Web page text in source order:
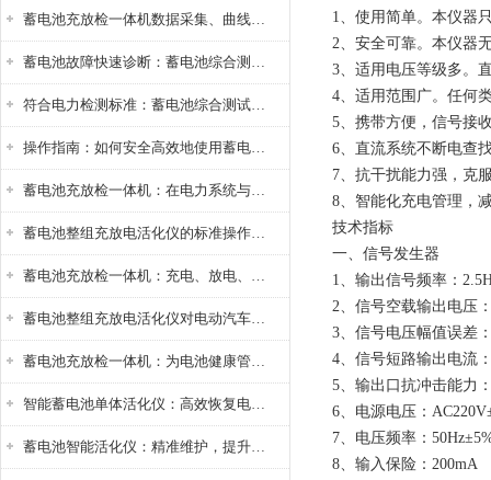
蓄电池充放检一体机数据采集、曲线分析与电池健康状态智能评估功能详解
蓄电池故障快速诊断：蓄电池综合测试仪判断落后电池的方法与标准
符合电力检测标准：蓄电池综合测试仪测试规范与精度校准方法详解
操作指南：如何安全高效地使用蓄电池智能活化仪？
蓄电池充放检一体机：在电力系统与储能设备中的创新应用，确保蓄电池性能与可靠性
蓄电池整组充放电活化仪的标准操作流程：从接线设置到充放电参数设定的安全规范
蓄电池充放检一体机：充电、放电、检测三功能集成设备
蓄电池整组充放电活化仪对电动汽车电池有帮助吗？
蓄电池充放检一体机：为电池健康管理提供一站式解决方案
智能蓄电池单体活化仪：高效恢复电池性能，延长蓄电池使用寿命
蓄电池智能活化仪：精准维护，提升电池健康状态
1、使用简单。本仪器
2、安全可靠。本仪器
3、适用电压等级多。
4、适用范围广。任何
5、携带方便，信号接
6、直流系统不断电查
7、抗干扰能力强，克
8、智能化充电管理，
技术指标
一、信号发生器
1、输出信号频率：
2、信号空载输出电压
3、信号电压幅值误差
4、信号短路输出电流
5、输出口抗冲击能力
6、电源电压：
7、电压频率：
8、输入保险：200mA